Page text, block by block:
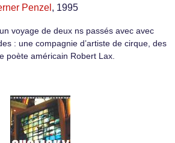
Penzel , 1995
voyage de deux ns passés avec avec
: une compagnie d’artiste de cirque, des
poète américain Robert Lax.